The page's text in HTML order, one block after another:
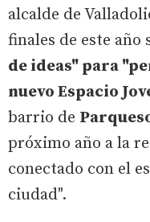
alcalde de
finales de este año
de ideas" para
nuevo Espacio
barrio de
próximo año a la
conectado con el
ciudad".